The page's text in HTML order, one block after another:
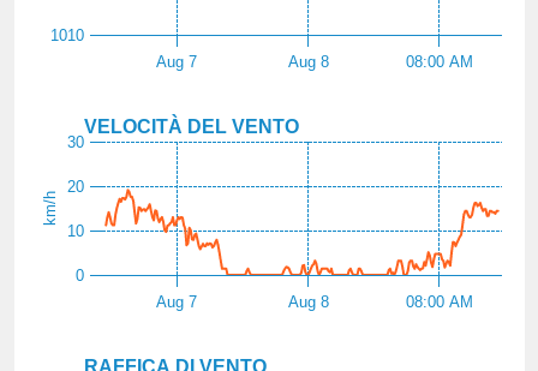
Aug 7 Aug 8 08:00 AM
1010
km/h
VELOCITÀ DEL VENTO
Aug 7 Aug 8 08:00 AM
0
10
20
30
RAFFICA DI VENTO